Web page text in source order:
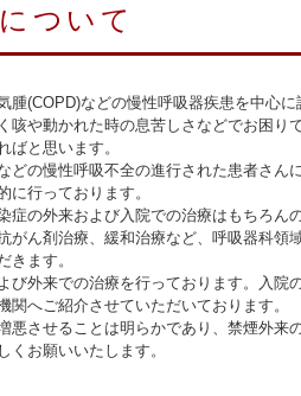
ついて
腫(COPD)などの慢性呼吸器疾患を中心に
咳や動かれた時の息苦しさなどでお困り
ばと思います。
どの慢性呼吸不全の進行された患者さん
に行っております。
症の外来および入院での治療はもちろん
がん剤治療、緩和治療など、呼吸器科領
きます。
び外来での治療を行っております。入院
関へご紹介させていただいております。
悪させることは明らかであり、禁煙外来
くお願いいたします。